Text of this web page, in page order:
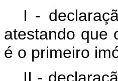
I -
atestando que
é o primeiro
II -